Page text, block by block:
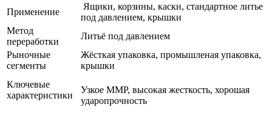
Применение
Ящики, корзины, каски, стандартное литье
под давлением, крышки
Метод
переработки
Литьё под давлением
Рыночные
сегменты
Жёсткая упаковка, промышленая упаковка,
крышки
Ключевые
характеристики
Узкое ММР, высокая жесткость, хорошая
ударопрочность